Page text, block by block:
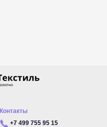
Контакты
+7 499 755 95 15